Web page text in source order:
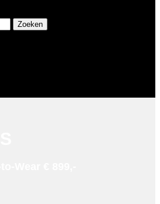
Zoeken